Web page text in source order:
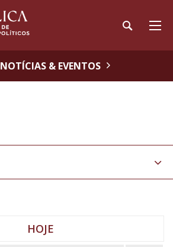
NOTÍCIAS & EVENTOS
HOJE